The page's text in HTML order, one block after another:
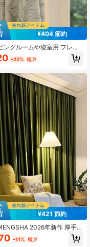
¥404 節約
ングルームや寝室用 フレン
柄の遮光カーテン、断熱&日
-22% 概算
¥421 節約
2026年新作 厚手無
ックアウトベルベットカーテ
マリストラグジュアリーア
-11% 概算